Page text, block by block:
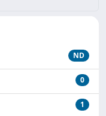
ND
0
1